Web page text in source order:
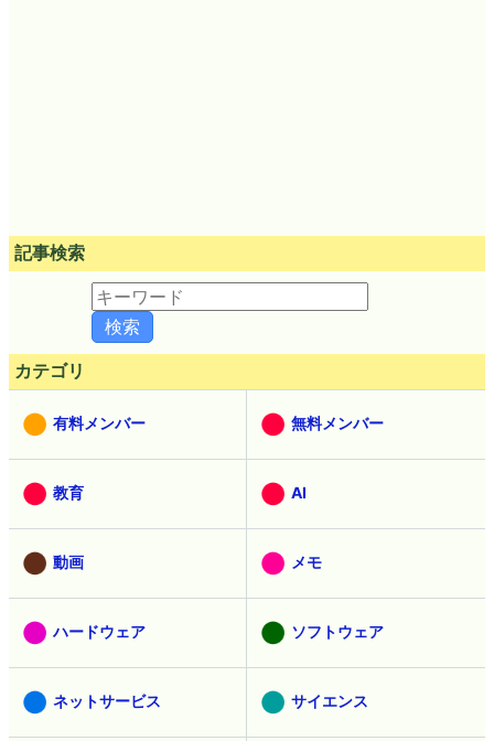
記事検索
カテゴリ
有料メンバー 無料メンバー
教育 AI
動画 メモ
ハードウェア ソフトウェア
ネットサービス サイエンス